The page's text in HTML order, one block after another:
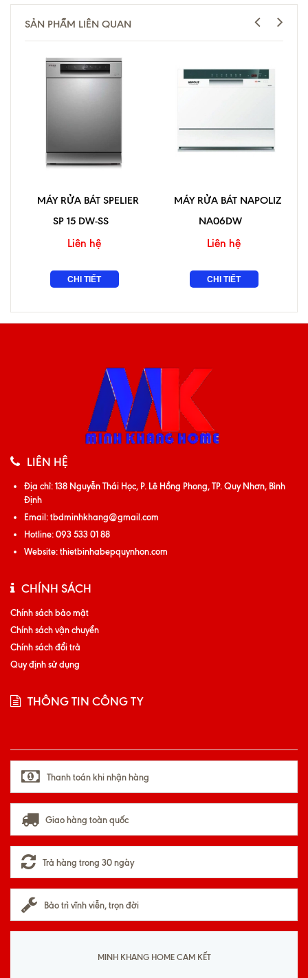
SẢN PHẨM LIÊN QUAN
MÁY RỬA BÁT SPELIER
SP 15 DW-SS
Liên hệ
CHI TIẾT
MÁY RỬA BÁT NAPOLIZ
NA06DW
Liên hệ
CHI TIẾT
LIÊN HỆ
Địa chỉ:138 Nguyễn Thái Học, P. Lê Hồng Phong, TP. Quy Nhơn, Bình
Định
Email:tbdminhkhang@gmail.com
Hotline:093 533 01 88
Website:thietbinhabepquynhon.com
CHÍNH SÁCH
Chính sách bảo mật
Chính sách vận chuyển
Chính sách đổi trả
Quy định sử dụng
THÔNG TIN CÔNG TY
Thanh toán khi nhận hàng
Giao hàng toàn quốc
Trả hàng trong 30 ngày
Bảo trì vĩnh viễn, trọn đời
MINH KHANG HOME CAM KẾT